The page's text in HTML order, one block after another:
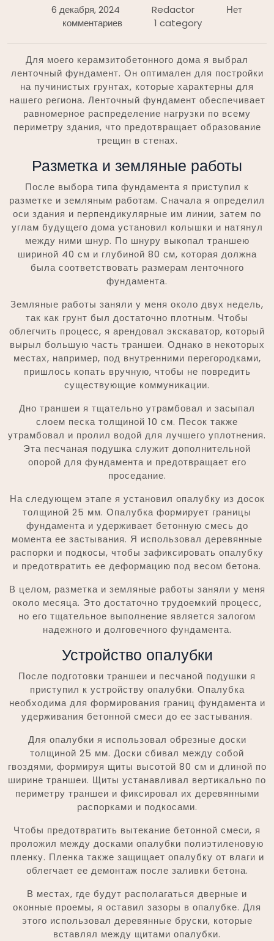
6 декабря, 2024 Redactor
Нет
комментариев
1 category
Для моего керамзитобетонного дома я выбрал
ленточный фундамент. Он оптимален для постройки
на пучинистых грунтах, которые характерны для
нашего региона. Ленточный фундамент обеспечивает
равномерное распределение нагрузки по всему
периметру здания, что предотвращает образование
трещин в стенах.
Разметка и земляные работы
После выбора типа фундамента я приступил к
разметке и земляным работам. Сначала я определил
оси здания и перпендикулярные им линии, затем по
углам будущего дома установил колышки и натянул
между ними шнур. По шнуру выкопал траншею
шириной 40 см и глубиной 80 см, которая должна
была соответствовать размерам ленточного
фундамента.
Земляные работы заняли у меня около двух недель,
так как грунт был достаточно плотным. Чтобы
облегчить процесс, я арендовал экскаватор, который
вырыл большую часть траншеи. Однако в некоторых
местах, например, под внутренними перегородками,
пришлось копать вручную, чтобы не повредить
существующие коммуникации.
Дно траншеи я тщательно утрамбовал и засыпал
слоем песка толщиной 10 см. Песок также
утрамбовал и пролил водой для лучшего уплотнения.
Эта песчаная подушка служит дополнительной
опорой для фундамента и предотвращает его
проседание.
На следующем этапе я установил опалубку из досок
толщиной 25 мм. Опалубка формирует границы
фундамента и удерживает бетонную смесь до
момента ее застывания. Я использовал деревянные
распорки и подкосы, чтобы зафиксировать опалубку
и предотвратить ее деформацию под весом бетона.
В целом, разметка и земляные работы заняли у меня
около месяца. Это достаточно трудоемкий процесс,
но его тщательное выполнение является залогом
надежного и долговечного фундамента.
Устройство опалубки
После подготовки траншеи и песчаной подушки я
приступил к устройству опалубки. Опалубка
необходима для формирования границ фундамента и
удерживания бетонной смеси до ее застывания.
Для опалубки я использовал обрезные доски
толщиной 25 мм. Доски сбивал между собой
гвоздями, формируя щиты высотой 80 см и длиной по
ширине траншеи. Щиты устанавливал вертикально по
периметру траншеи и фиксировал их деревянными
распорками и подкосами.
Чтобы предотвратить вытекание бетонной смеси, я
проложил между досками опалубки полиэтиленовую
пленку. Пленка также защищает опалубку от влаги и
облегчает ее демонтаж после заливки бетона.
В местах, где будут располагаться дверные и
оконные проемы, я оставил зазоры в опалубке. Для
этого использовал деревянные бруски, которые
вставлял между щитами опалубки.